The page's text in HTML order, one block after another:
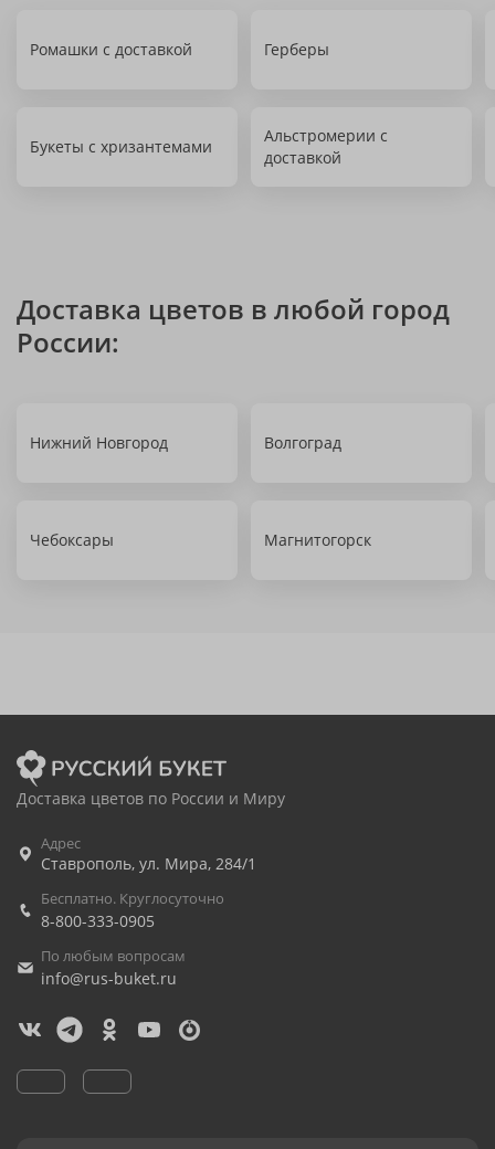
Ромашки с доставкой Герберы
Букеты с хризантемами
Альстромерии с
доставкой
Доставка цветов в любой город
России:
Нижний Новгород Волгоград
Чебоксары Магнитогорск
Доставка цветов по России и Миру
Адрес
Ставрополь, ул. Мира, 284/1
Бесплатно. Круглосуточно
8-800-333-0905
По любым вопросам
info@rus-buket.ru